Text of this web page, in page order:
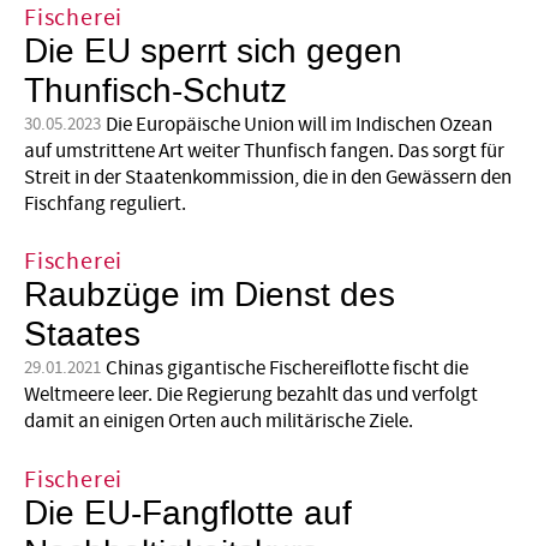
Fischerei
Die EU sperrt sich gegen
Thunfisch-Schutz
30.05.2023 Die Europäische Union will im Indischen Ozean
auf umstrittene Art weiter Thunfisch fangen. Das sorgt für
Streit in der Staatenkommission, die in den Gewässern den
Fischfang reguliert.
Fischerei
Raubzüge im Dienst des
Staates
29.01.2021 Chinas gigantische Fischereiflotte fischt die
Weltmeere leer. Die ­Regierung bezahlt das und verfolgt
damit an einigen Orten auch ­militärische Ziele.
Fischerei
Die EU-Fangflotte auf